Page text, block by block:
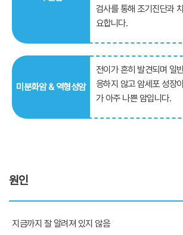
검사를 통해 조기진단과
요합니다.
미분화암 & 역형성암
전이가 흔히 발견되며 일
응하지 않고 암세포 성장
가 아주 나쁜 암입니다.
원인
지금까지 잘 알려져 있지 않음